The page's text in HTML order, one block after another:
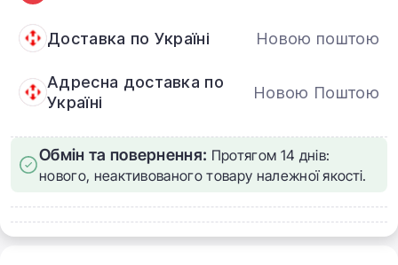
Доставка по Україні Новою поштою
Адресна доставка по
Україні
Новою Поштою
Обмін та повернення: Протягом 14 днів:
нового, неактивованого товару належної якості.